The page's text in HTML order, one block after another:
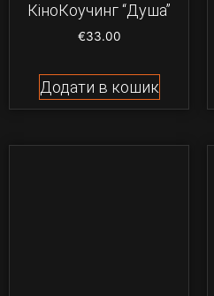
КіноКоучинг “Душа”
€33.00
Додати в кошик